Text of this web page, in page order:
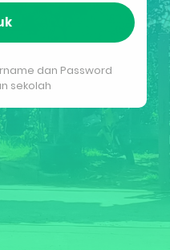
dan Password
sekolah